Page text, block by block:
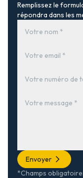
Remplissez le
répondra dans les
Envoyer
*Champs